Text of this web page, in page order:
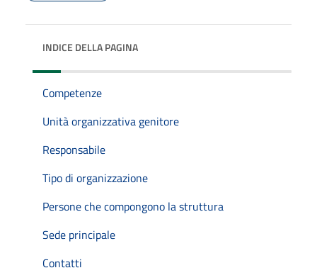
INDICE DELLA PAGINA
Competenze
Unità organizzativa genitore
Responsabile
Tipo di organizzazione
Persone che compongono la struttura
Sede principale
Contatti